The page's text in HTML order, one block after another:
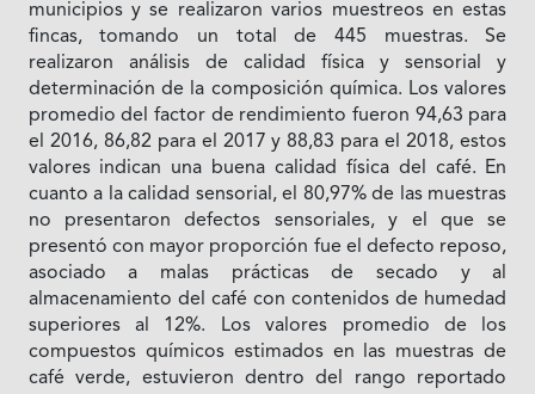
municipios y se realizaron varios muestreos en estas
fincas, tomando un total de 445 muestras. Se
realizaron análisis de calidad física y sensorial y
determinación de la composición química. Los valores
promedio del factor de rendimiento fueron 94,63 para
el 2016, 86,82 para el 2017 y 88,83 para el 2018, estos
valores indican una buena calidad física del café. En
cuanto a la calidad sensorial, el 80,97% de las muestras
no presentaron defectos sensoriales, y el que se
presentó con mayor proporción fue el defecto reposo,
asociado a malas prácticas de secado y al
almacenamiento del café con contenidos de humedad
superiores al 12%. Los valores promedio de los
compuestos químicos estimados en las muestras de
café verde, estuvieron dentro del rango reportado